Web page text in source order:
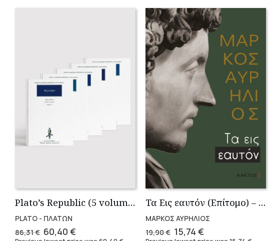
Plato’s Republic (5 volumes)
PLATO - ΠΛΑΤΩΝ
86,31€ Original
60,40€
Τα Εις εαυτόν (Επίτομο) – Μάρκος Αυρήλιος
ΜΑΡΚΟΣ ΑΥΡΗΛΙΟΣ
19,90€ Original
15,74 €Current